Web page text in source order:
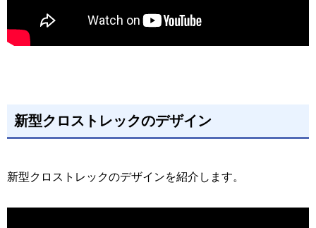
新型クロストレックのデザイン
新型クロストレックのデザインを紹介します。